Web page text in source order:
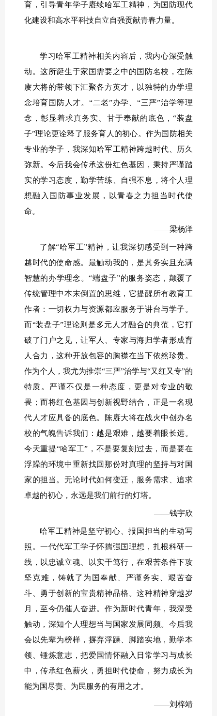
育，引导青年学子赓续哈军工精神，为国防现代
化建设和高水平科技自立自强贡献青春力量。
学习哈军工精神相关内容后，我内心深受触
动。这所诞生于家国需要之中的国防名校，在陈
赓大将的带领下汇聚各方英才，以独特的办学理
念培育国防人才。“二老”办学、“三严”治学等理
念，彰显着求真务实、甘于奉献的底色，“装盘
子”理论更诠释了服务育人的初心。作为国防相关
专业的学子，我深知哈军工精神跨越时代、历久
弥新。今后我会传承这份红色基因，秉持严谨踏
实的学习态度，勤学苦练、自强不息，将个人理
想融入国防事业发展，以青春之力担当时代使
命。
——梁杨洋
了解“哈军工”精神，让我深切感受到一种跨
越时代的使命感。最触动我的，是其务实且充满
智慧的办学理念。“端盘子”的服务姿态，颠覆了
传统管理中本末倒置的思维，它提醒所有教育工
作者：一切权力与资源都应服务于讲台与学子。
而“装盘子”理论则是多元人才融合的典范，它打
破了门户之见，让军人、专家与海归学者形成育
人合力，这种开放包容的胸襟在当下依然珍贵。
作为个人，我尤为推崇“三严”治学与“又红又专”的
特质。严谨不仅是一种态度，更是对专业的敬
畏；而将红色基因与创新视野结合，正是一名现
代人才应具备的底色。陈赓大将在战火中创办名
校的气魄告诉我们：越是艰难，越要着眼长远。
今天重提“哈军工”，不是要复刻过去，而是要在
浮躁的环境中重新找回那份对真理的坚持与对国
家的担当。无论时代如何变迁，服务需求、追求
卓越的初心，永远是我们前行的灯塔。
——钱宇欣
哈军工精神是坚守初心、报国担当的生动写
照。一代代军工学子怀揣强国理想，扎根科研一
线，以忠诚立魂、以实干笃行，在艰苦条件下攻
坚克难，铸就了为国奉献、严谨务实、艰苦奋
斗、勇于创新的宝贵精神品格。这种精神穿越岁
月，至今仍催人奋进。作为新时代青年，我深受
触动，深知个人理想当与国家发展同频。今后我
会以先辈为榜样，摒弃浮躁、脚踏实地，勤学本
领、锤炼意志，把爱国情怀融入日常学习与成长
中，传承红色薪火，勇担时代使命，努力成长为
能为国尽责、为民服务的有用之才。
——刘梓靖